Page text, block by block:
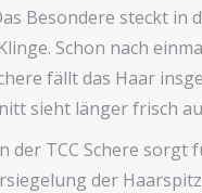
Besondere steckt in
Schon nach
fällt das Haar
sieht länger frisch
der TCC Schere sorgt
der